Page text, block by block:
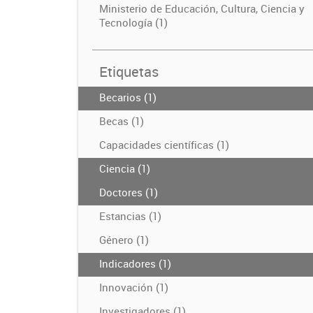
Ministerio de Educación, Cultura, Ciencia y
Tecnología (1)
Etiquetas
Becarios (1)
Becas (1)
Capacidades científicas (1)
Ciencia (1)
Doctores (1)
Estancias (1)
Género (1)
Indicadores (1)
Innovación (1)